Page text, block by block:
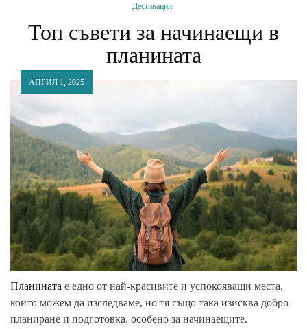
Дестинации
Топ съвети за начинаещи в
планината
АПРИЛ 1, 2025
Планината е едно от най-красивите и успокояващи места,
които можем да изследваме, но тя също така изисква добро
планиране и подготовка, особено за начинаещите.